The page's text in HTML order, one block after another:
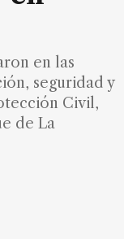
en las
seguridad y
Civil,
de La